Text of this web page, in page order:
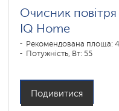
Очисник повітря
IQ Home
Рекомендована площа:
Потужність, Вт: 55
Подивитися